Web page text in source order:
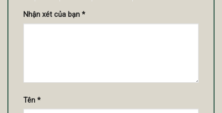
Nhận xét của bạn *
Tên *